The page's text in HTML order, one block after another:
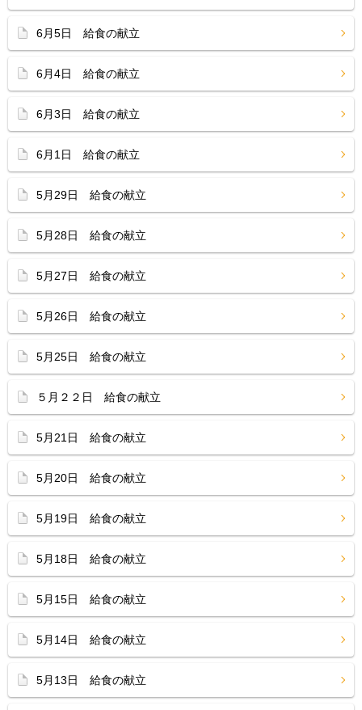
6月5日 給食の献立
6月4日 給食の献立
6月3日 給食の献立
6月1日 給食の献立
5月29日 給食の献立
5月28日 給食の献立
5月27日 給食の献立
5月26日 給食の献立
5月25日 給食の献立
５月２２日 給食の献立
5月21日 給食の献立
5月20日 給食の献立
5月19日 給食の献立
5月18日 給食の献立
5月15日 給食の献立
5月14日 給食の献立
5月13日 給食の献立